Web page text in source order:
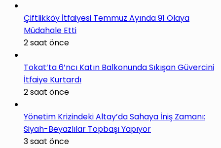
Çiftlikköy İtfaiyesi Temmuz Ayında 91 Olaya
Müdahale Etti
2 saat önce
Tokat’ta 6’ncı Katın Balkonunda Sıkışan Güvercini
İtfaiye Kurtardı
2 saat önce
Yönetim Krizindeki Altay’da Sahaya İniş Zamanı:
Siyah-Beyazlılar Topbaşı Yapıyor
3 saat önce